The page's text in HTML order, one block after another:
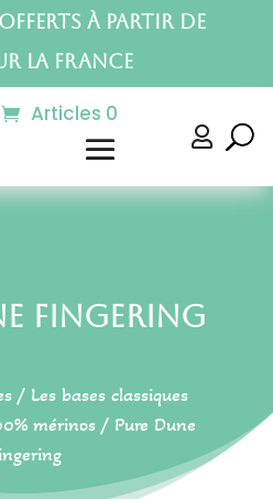
à partir de
la France
Articles 0

Fingering
/ Les bases classiques
mérinos / Pure Dune